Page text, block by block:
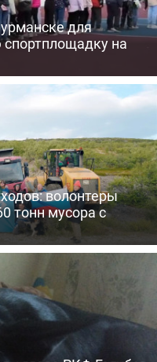
для
на
волонтеры
тонн мусора с